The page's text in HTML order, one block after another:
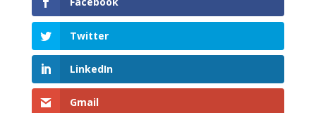
Twitter
LinkedIn
Gmail